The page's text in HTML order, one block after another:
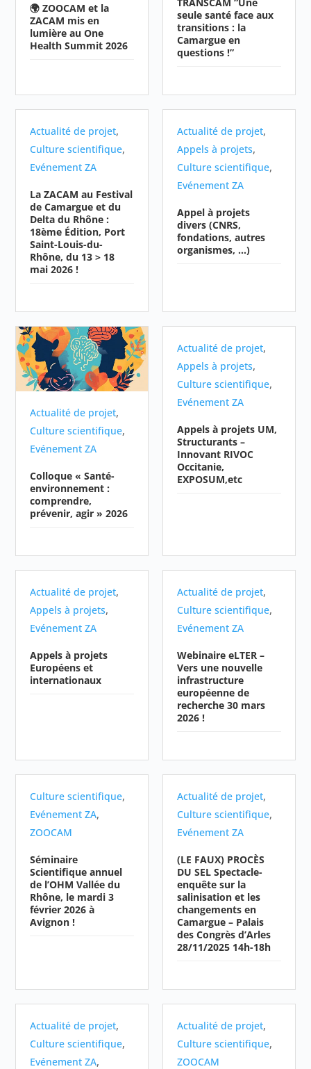
🌍 ZOOCAM et la
ZACAM mis en
lumière au One
Health Summit 2026
seule santé face aux
transitions : la
Camargue en
questions !”
Actualité de projet,
Culture scientifique,
Evénement ZA
La ZACAM au Festival
de Camargue et du
Delta du Rhône :
18ème Édition, Port
Saint-Louis-du-
Rhône, du 13 > 18
mai 2026 !
Actualité de projet,
Appels à projets,
Culture scientifique,
Evénement ZA
Appel à projets
divers (CNRS,
fondations, autres
organismes, …)
Actualité de projet,
Culture scientifique,
Evénement ZA
Colloque « Santé-
environnement :
comprendre,
prévenir, agir » 2026
Actualité de projet,
Appels à projets,
Culture scientifique,
Evénement ZA
Appels à projets UM,
Structurants –
Innovant RIVOC
Occitanie,
EXPOSUM,etc
Actualité de projet,
Appels à projets,
Evénement ZA
Appels à projets
Européens et
internationaux
Actualité de projet,
Culture scientifique,
Evénement ZA
Webinaire eLTER –
Vers une nouvelle
infrastructure
européenne de
recherche 30 mars
2026 !
Culture scientifique,
Evénement ZA,
ZOOCAM
Séminaire
Scientifique annuel
de l’OHM Vallée du
Rhône, le mardi 3
février 2026 à
Avignon !
Actualité de projet,
Culture scientifique,
Evénement ZA
(LE FAUX) PROCÈS
DU SEL Spectacle-
enquête sur la
salinisation et les
changements en
Camargue – Palais
des Congrès d’Arles
28/11/2025 14h-18h
Actualité de projet,
Culture scientifique,
Evénement ZA,
Actualité de projet,
Culture scientifique,
ZOOCAM